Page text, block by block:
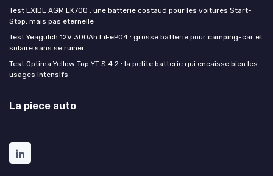
Test EXIDE AGM EK700 : une batterie costaud pour les voitures Start-
Stop, mais pas éternelle
Test Yeagulch 12V 300Ah LiFePO4 : grosse batterie pour camping-car et
solaire sans se ruiner
Test Optima Yellow Top YT S 4.2 : la petite batterie qui encaisse bien les
usages intensifs
La piece auto